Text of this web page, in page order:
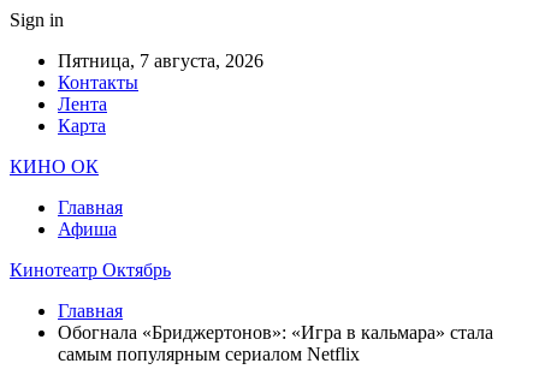
Sign in
Пятница, 7 августа, 2026
Контакты
Лента
Карта
КИНО ОК
Главная
Афиша
Кинотеатр Октябрь
Главная
Обогнала «Бриджертонов»: «Игра в кальмара» стала
самым популярным сериалом Netflix